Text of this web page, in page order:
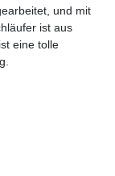
und mit
ist aus
eine tolle